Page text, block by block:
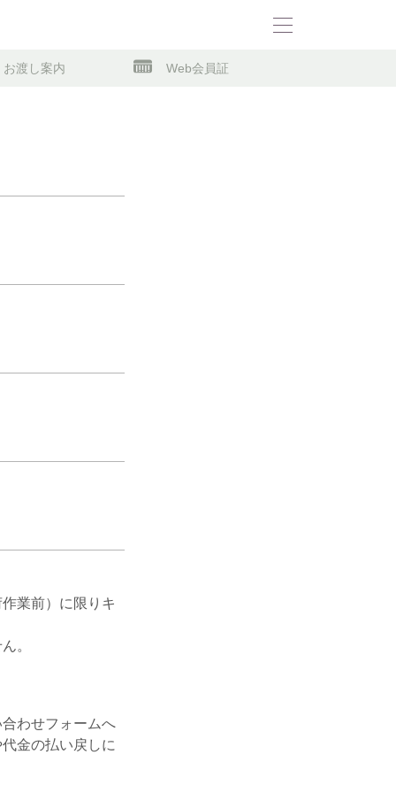
お渡し案内 Web会員証
業前）に限りキ
。
わせフォームへ
金の払い戻しに